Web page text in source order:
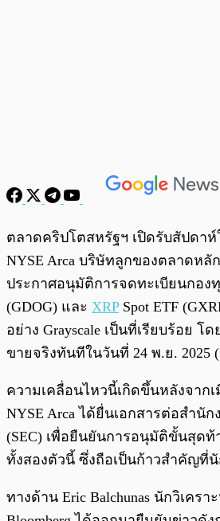
พร้อมเล่น
ตลาดคริปโตสหรัฐฯ เปิดรับสัปดา
NYSE Arca บริษัทลูกของตลาดหลั
ประกาศอนุมัติการจดทะเบียนกอง
(GDOG) และ XRPSpot ETF
อย่าง Grayscale เป็นที่เรียบร้อย โ
ขายจริงทันทีในวันที่ 24 พ.ย. 2025
ความเคลื่อนไหวนี้เกิดขึ้นหลังจาก
NYSE Arca ได้ยื่นเอกสารต่อสำนั
(SEC) เพื่อยืนยันการอนุมัติขั้นสุดท้
ทั้งสองตัวนี้ ซึ่งถือเป็นก้าวสำคัญที่นั
ทางด้าน Eric Balchunas นักวิเครา